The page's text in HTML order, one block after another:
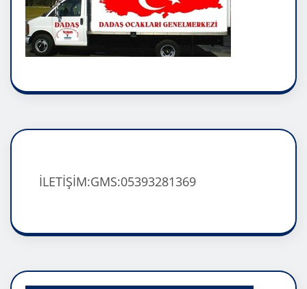
İLETİŞİM:GMS:05393281369